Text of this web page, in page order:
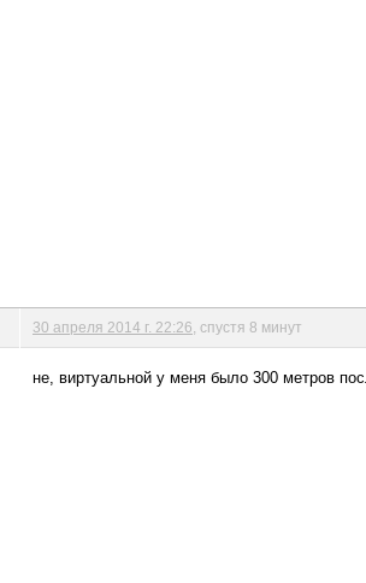
30 апреля 2014 г. 22:26 , спустя 8 минут
не, виртуальной у меня было 300 метров